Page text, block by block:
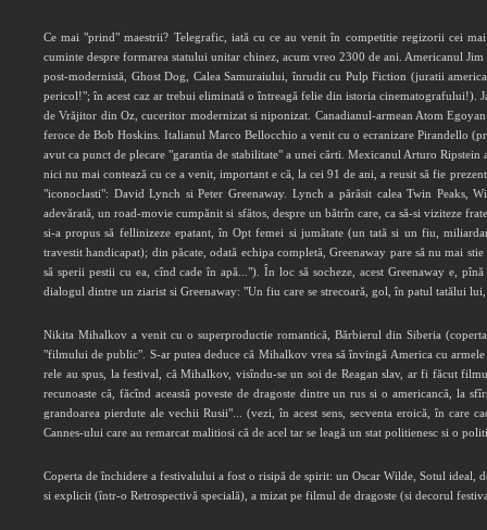
Ce mai "prind" maestrii? Telegrafic, iată cu ce au venit în competitie regizorii cei
cuminte despre formarea statului unitar chinez, acum vreo 2300 de ani. Americanul
post-modernistă, Ghost Dog, Calea Samuraiului, înrudit cu Pulp Fiction (juratii
pericol!"; în acest caz ar trebui eliminată o întreagă felie din istoria
de Vrăjitor din Oz, cuceritor modernizat si niponizat. Canadianul-armean Atom
feroce de Bob Hoskins. Italianul Marco Bellocchio a venit cu o ecranizare Pirandello
avut ca punct de plecare "garantia de stabilitate" a unei cărti. Mexicanul Arturo
nici nu mai contează cu ce a venit, important e că, la cei 91 de ani, a reusit să fie
"iconoclasti": David Lynch si Peter Greenaway. Lynch a părăsit calea Twin Peaks,
adevărată, un road-movie cumpănit si sfătos, despre un bătrîn care, ca să-si viziteze
si-a propus să fellinizeze epatant, în Opt femei si jumătate (un tată si un fiu,
travestit handicapat); din păcate, odată echipa completă, Greenaway pare să nu mai
să sperii pestii cu ea, cînd cade în apă..."). În loc să socheze, acest Greenaway e,
dialogul dintre un ziarist si Greenaway: "Un fiu care se strecoară, gol, în patul tatălui
Nikita Mihalkov a venit cu o superproductie romantică, Bărbierul din Siberia
"filmului de public". S-ar putea deduce că Mihalkov vrea să învingă America cu
rele au spus, la festival, că Mihalkov, visîndu-se un soi de Reagan slav, ar fi făcut
recunoaste că, făcînd această poveste de dragoste dintre un rus si o americancă, la
grandoarea pierdute ale vechii Rusii"... (vezi, în acest sens, secventa eroică, în
Cannes-ului care au remarcat malitiosi că de acel tar se leagă un stat politienesc si o
Coperta de închidere a festivalului a fost o risipă de spirit: un Oscar Wilde, Sotul
si explicit (într-o Retrospectivă specială), a mizat pe filmul de dragoste (si decorul